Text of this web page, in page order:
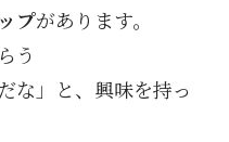
プがあります。
う
な」と、興味を持っ